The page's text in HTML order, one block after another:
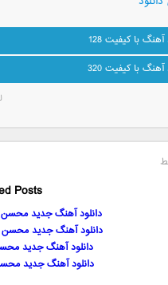
آهنگ با کیفیت 128
آهنگ با کیفیت 320
Posts:
دانلود آهنگ جدید
دانلود آهنگ جدید
دانلود آهنگ جدید
دانلود آهنگ جدید